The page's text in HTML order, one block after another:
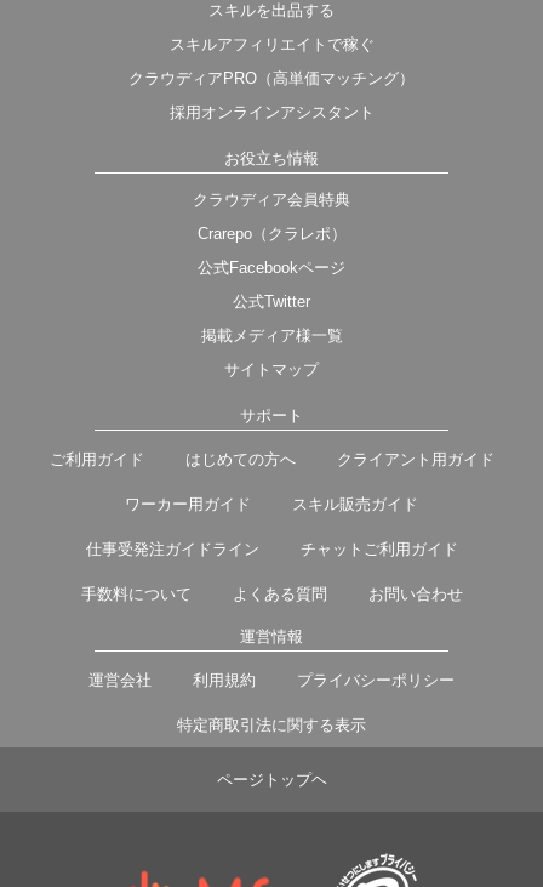
スキルを出品する
スキルアフィリエイトで稼ぐ
クラウディアPRO（高単価マッチング）
採用オンラインアシスタント
お役立ち情報
クラウディア会員特典
Crarepo（クラレポ）
公式Facebookページ
公式Twitter
掲載メディア様一覧
サイトマップ
サポート
ご利用ガイド はじめての方へ クライアント用ガイド
ワーカー用ガイド スキル販売ガイド
仕事受発注ガイドライン チャットご利用ガイド
手数料について よくある質問 お問い合わせ
運営情報
運営会社 利用規約 プライバシーポリシー
特定商取引法に関する表示
ページトップヘ